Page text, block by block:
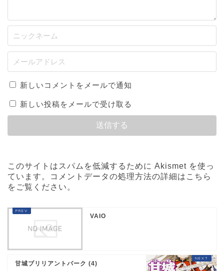
新しいコメントをメールで通知
新しい投稿をメールで受け取る
このサイトはスパムを低減するために Akismet を使っ
ています。
コメントデータの処理方法の詳細はこちら
をご覧ください 。
VAIO
甘城ブリリアントパーク (4)